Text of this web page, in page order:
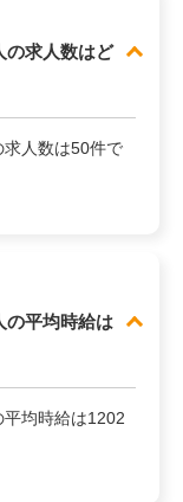
の求人数はど
人数は50件で
の平均時給は
均時給は1202